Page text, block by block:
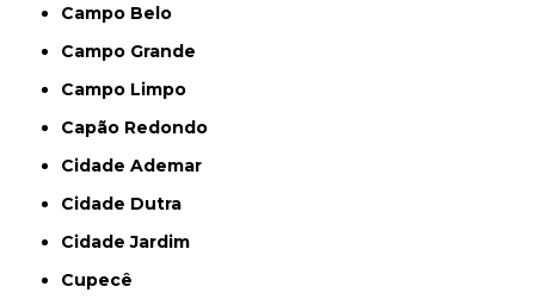
Campo Belo
Campo Grande
Campo Limpo
Capão Redondo
Cidade Ademar
Cidade Dutra
Cidade Jardim
Cupecê